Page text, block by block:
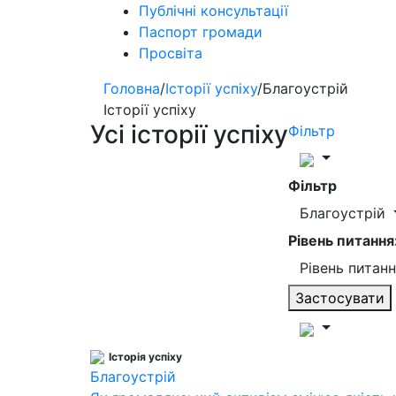
Публічні консультації
Паспорт громади
Просвіта
Головна/Історії успіху/Благоустрій
Історії успіху
Усі історії успіхуФільтр
Фільтр
Благоустрій
Рівень
Рівень
Застосувати
Історія успіху
Благоустрій